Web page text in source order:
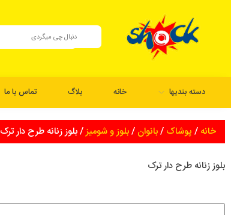
دسته بندیها خانه بلاگ تماس با ما
خانه / پوشاک /بانوان /بلوز و شومیز/ بلوز زنانه طرح دار ترک
بلوز زنانه طرح دار ترک